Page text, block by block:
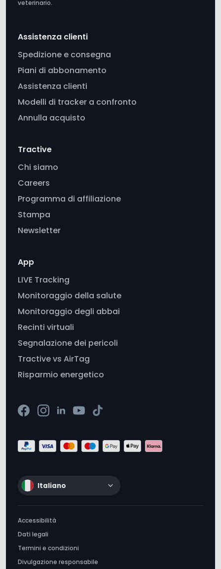
Spedizione e consegna
Assistenza clienti
Modelli di tracker a confronto
Annulla acquisto
Tractive
Chi siamo
Programma di affiliazione
Stampa
Newsletter
App
LIVE Tracking
Monitoraggio degli abbai
Recinti virtuali
Segnalazione dei pericoli
Tractive vs AirTag
Risparmio energetico
Dati legali
Tractive © 2012-2026. Tutti i diritti riservati